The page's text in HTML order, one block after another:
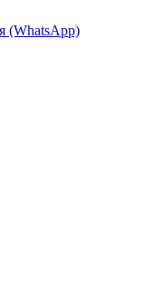
(WhatsApp)